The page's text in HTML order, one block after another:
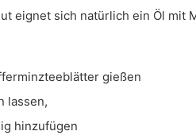
eignet sich natürlich ein Öl mit
gießen
lassen,
hinzufügen